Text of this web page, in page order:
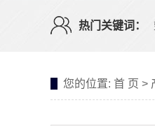
热门关键词：
您的位置: 首 页 >